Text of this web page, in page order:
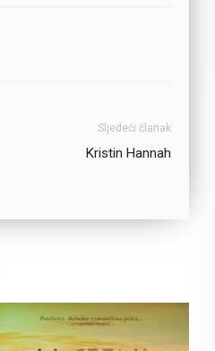
Sljedeći članak
Kristin Hannah